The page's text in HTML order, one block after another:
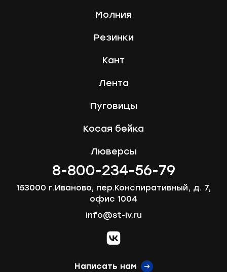
Молния
Резинки
Кант
Лента
Пуговицы
Косая бейка
Люверсы
8-800-234-56-79
153000 г.Иваново, пер.Конспиративный, д. 7,
офис 1004
info@st-iv.ru
vk.com
Написать нам